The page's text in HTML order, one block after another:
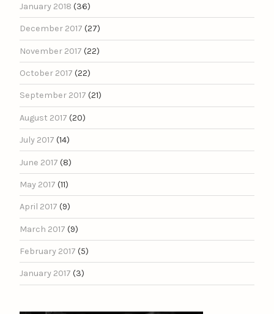
January 2018 (36)
December 2017 (27)
November 2017 (22)
October 2017 (22)
September 2017 (21)
August 2017 (20)
July 2017 (14)
June 2017 (8)
May 2017 (11)
April 2017 (9)
March 2017 (9)
February 2017 (5)
January 2017 (3)